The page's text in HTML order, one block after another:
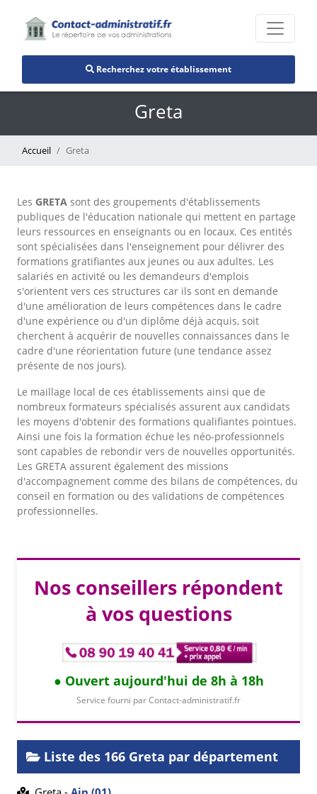
Recherchez votre établissement
Greta
Accueil Greta
Les GRETA sont des groupements d'établissements
publiques de l'éducation nationale qui mettent en partage
leurs ressources en enseignants ou en locaux. Ces entités
sont spécialisées dans l'enseignement pour délivrer des
formations gratifiantes aux jeunes ou aux adultes. Les
salariés en activité ou les demandeurs d'emplois
s'orientent vers ces structures car ils sont en demande
d'une amélioration de leurs compétences dans le cadre
d'une expérience ou d'un diplôme déjà acquis, soit
cherchent à acquérir de nouvelles connaissances dans le
cadre d'une réorientation future (une tendance assez
présente de nos jours).
Le maillage local de ces établissements ainsi que de
nombreux formateurs spécialisés assurent aux candidats
les moyens d'obtenir des formations qualifiantes pointues.
Ainsi une fois la formation échue les néo-professionnels
sont capables de rebondir vers de nouvelles opportunités.
Les GRETA assurent également des missions
d'accompagnement comme des bilans de compétences, du
conseil en formation ou des validations de compétences
professionnelles.
Nos conseillers répondent
à vos questions
Ouvert aujourd'hui de 8h à 18h
Service fourni par Contact-administratif.fr
Liste des 166 Greta par département